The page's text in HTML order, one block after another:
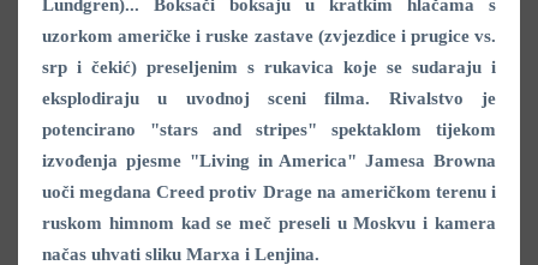
Lundgren)... Boksači boksaju u kratkim hlačama s
uzorkom američke i ruske zastave (zvjezdice i prugice vs.
srp i čekić) preseljenim s rukavica koje se sudaraju i
eksplodiraju u uvodnoj sceni filma. Rivalstvo je
potencirano "stars and stripes" spektaklom tijekom
izvođenja pjesme "Living in America" Jamesa Browna
uoči megdana Creed protiv Drage na američkom terenu i
ruskom himnom kad se meč preseli u Moskvu i kamera
načas uhvati sliku Marxa i Lenjina.